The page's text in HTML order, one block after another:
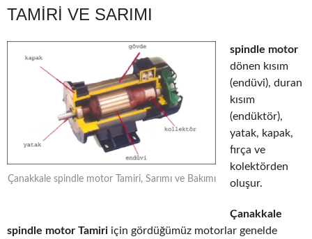
TAMIRI VE SARIMI
Çanakkale spindle motor Tamiri, Sarımı ve Bakımı
spindle motor
dönen kısım
(endüvi), duran
kısım
(endüktör),
yatak, kapak,
fırça ve
kolektörden
oluşur.
Çanakkale
spindle motor Tamiri için gördüğümüz motorlar genelde